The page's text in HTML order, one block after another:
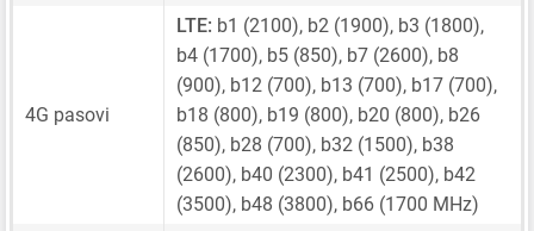
4G pasovi
LTE: b1 (2100), b2 (1900), b3 (1800),
b4 (1700), b5 (850), b7 (2600), b8
(900), b12 (700), b13 (700), b17 (700),
b18 (800), b19 (800), b20 (800), b26
(850), b28 (700), b32 (1500), b38
(2600), b40 (2300), b41 (2500), b42
(3500), b48 (3800), b66 (1700 MHz)